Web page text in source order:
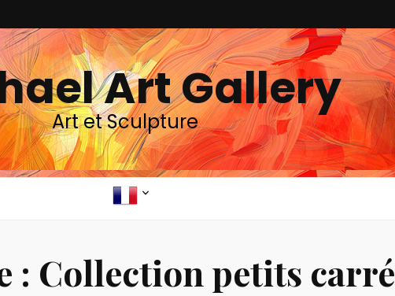
Art Gallery
Art et Sculpture
: Collection petits carré